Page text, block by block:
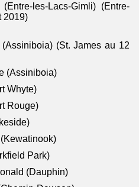
les-Lacs-Gimli) (Entre-
2019)
(St. James au 12
(Assiniboia)
Whyte)
Rouge)
Park)
(Dauphin)